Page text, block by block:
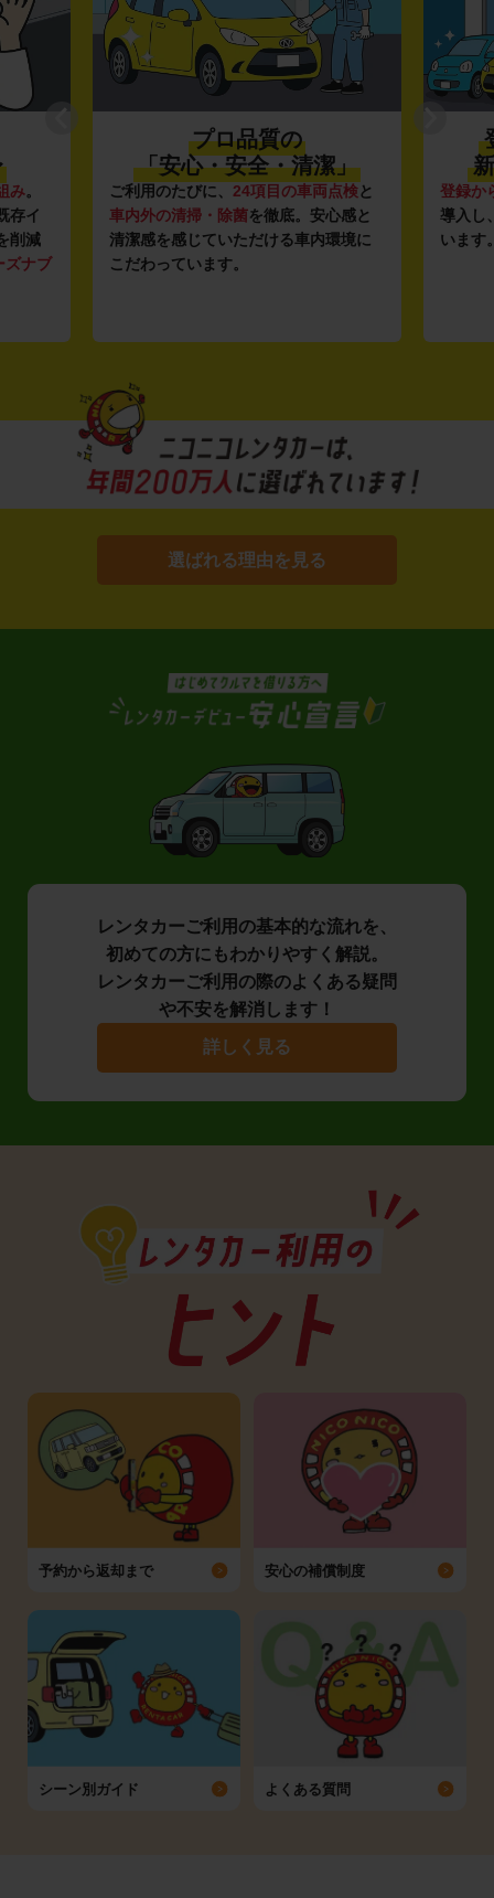
み。
存イ
削減
ズナブ
プロ品質の
「安心・安全・清潔」
ご利用のたびに、 24項目の車両点検と
車内外の清掃・除菌を徹底。安心感と
清潔感を感じていただける車内環境に
こだわっています。
登録か
導入し
います
選ばれる理由を見る
レンタカーご利用の基本的な流れを、
初めての方にもわかりやすく解説。
レンタカーご利用の際のよくある疑問
や不安を解消します！
詳しく見る
予約から返却まで 安心の補償制度
シーン別ガイド よくある質問